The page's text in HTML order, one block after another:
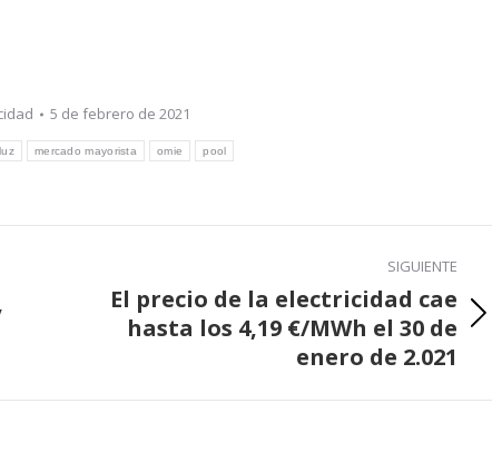
5 de febrero de 2021
mercado mayorista omie pool
SIGUIENTE
Publicación
El precio de la electricidad cae
hasta los 4,19 €/MWh el 30 de
enero de 2.021